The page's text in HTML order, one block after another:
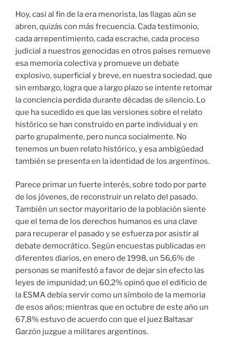
Hoy, casi al fin de la era menorista, las llagas aún se
abren, quizás con más frecuencia. Cada testimonio,
cada arrepentimiento, cada escrache, cada proceso
judicial a nuestros genocidas en otros países remueve
esa memoria colectiva y promueve un debate
explosivo, superficial y breve, en nuestra sociedad, que
sin embargo, logra que a largo plazo se intente retomar
la conciencia perdida durante décadas de silencio. Lo
que ha sucedido es que las versiones sobre el relato
histórico se han construido en parte individual y en
parte grupalmente, pero nunca socialmente. No
tenemos un buen relato histórico, y esa ambigüedad
también se presenta en la identidad de los argentinos.
Parece primar un fuerte interés, sobre todo por parte
de los jóvenes, de reconstruir un relato del pasado.
También un sector mayoritario de la población siente
que el tema de los derechos humanos es una clave
para recuperar el pasado y se esfuerza por asistir al
debate democrático. Según encuestas publicadas en
diferentes diarios, en enero de 1998, un 56,6% de
personas se manifestó a favor de dejar sin efecto las
leyes de impunidad; un 60,2% opinó que el edificio de
la ESMA debía servir como un símbolo de la memoria
de esos años; mientras que en octubre de este año un
67,8% estuvo de acuerdo con que el juez Baltasar
Garzón juzgue a militares argentinos.